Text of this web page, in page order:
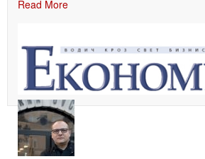
Read More